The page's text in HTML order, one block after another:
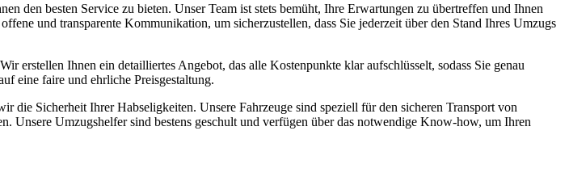
den besten Service zu bieten. Unser Team ist stets bemüht, Ihre Erwartungen zu übertreffen und Ihnen
und transparente Kommunikation, um sicherzustellen, dass Sie jederzeit über den Stand Ihres Umzugs
erstellen Ihnen ein detailliertes Angebot, das alle Kostenpunkte klar aufschlüsselt, sodass Sie genau
eine faire und ehrliche Preisgestaltung.
die Sicherheit Ihrer Habseligkeiten. Unsere Fahrzeuge sind speziell für den sicheren Transport von
Unsere Umzugshelfer sind bestens geschult und verfügen über das notwendige Know-how, um Ihren